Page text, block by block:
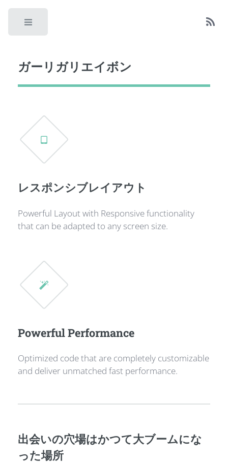
ガーリガリエイボン
レスポンシブレイアウト
Powerful Layout with Responsive functionality
that can be adapted to any screen size.
Powerful Performance
Optimized code that are completely customizable
and deliver unmatched fast performance.
出会いの穴場はかつて大ブームにな
った場所